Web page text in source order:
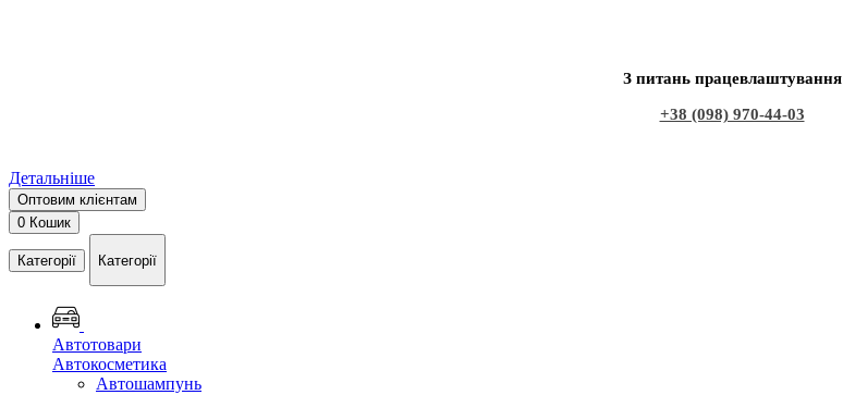
З питань працевлаштування
+38 (098) 970-44-03
Детальніше
Оптовим клієнтам
0 Кошик
Категорії Категорії
Автотовари
Автокосметика
Автошампунь